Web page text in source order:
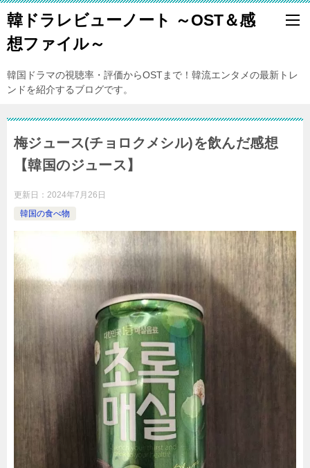
韓ドラレビューノート ～OST＆感
想ファイル～
韓国ドラマの視聴率・評価からOSTまで！韓流エンタメの最新トレ
ンドを紹介するブログです。
梅ジュース(チョロクメシル)を飲んだ感想
【韓国のジュース】
更新日： 2024年7月26日
韓国の食べ物